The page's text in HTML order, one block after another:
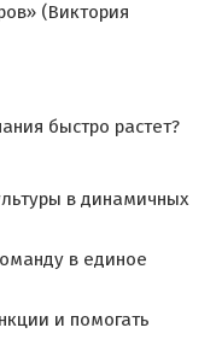
(Виктория
быстро растет?
в динамичных
в единое
и помогать